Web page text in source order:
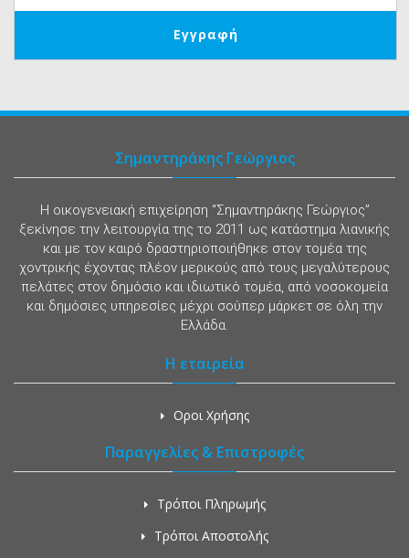
Σημαντηράκης Γεώργιος
Η οικογενειακή επιχείρηση “Σημαντηράκης Γεώργιος”
ξεκίνησε την λειτουργία της το 2011 ως κατάστημα λιανικής
και με τον καιρό δραστηριοποιήθηκε στον τομέα της
χοντρικής έχοντας πλέον μερικούς από τους μεγαλύτερους
πελάτες στον δημόσιο και ιδιωτικό τομέα, από νοσοκομεία
και δημόσιες υπηρεσίες μέχρι σούπερ μάρκετ σε όλη την
Ελλάδα.
Η εταιρεία
Οροι Χρήσης
Παραγγελίες & Επιστροφές
Τρόποι Πληρωμής
Τρόποι Αποστολής